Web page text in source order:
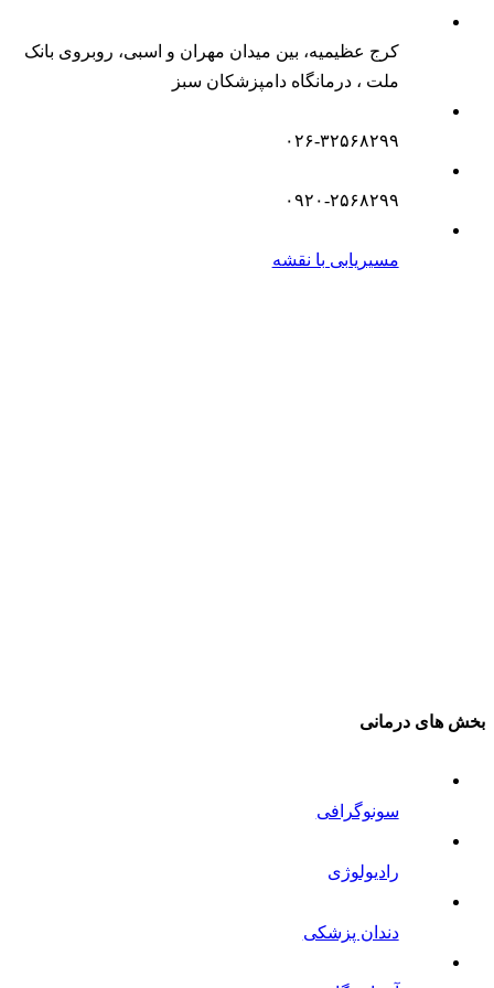
کرج عظیمیه، بین میدان مهران و اسبی، روبروی بانک
ملت ، درمانگاه دامپزشکان سبز
۰۲۶-۳۲۵۶۸۲۹۹
۰۹۲۰-۲۵۶۸۲۹۹
مسیریابی با نقشه
بخش های درمانی
سونوگرافی
رادیولوژی
دندان پزشکی